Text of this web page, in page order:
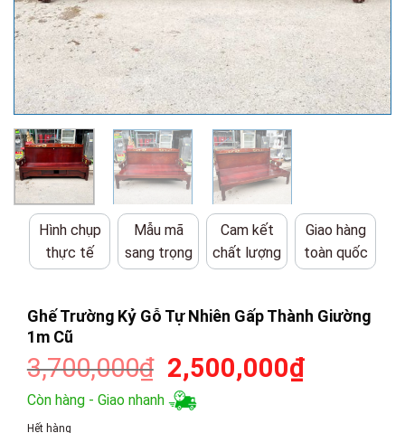
Hình chụp
thực tế
Mẫu mã
sang trọng
Cam kết
chất lượng
Giao hàng
toàn quốc
Ghế Trường Kỷ Gỗ Tự Nhiên Gấp Thành Giường
1m Cũ
3,700,000₫ Giá
gốc
là:
2,500,000₫Giá
Còn hàng - Giao nhanh
Hết hàng